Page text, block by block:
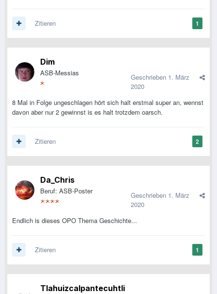
1
Zitieren
Dim
ASB-Messias Geschrieben 1. März
2020
8 Mal in Folge ungeschlagen hört sich halt erstmal super an, wennst
davon aber nur 2 gewinnst is es halt trotzdem oarsch.
2
Zitieren
Da_Chris
Beruf: ASB-Poster Geschrieben 1. März
2020
Endlich is dieses OPO Thema Geschichte...
1
Zitieren
Tlahuizcalpantecuhtli